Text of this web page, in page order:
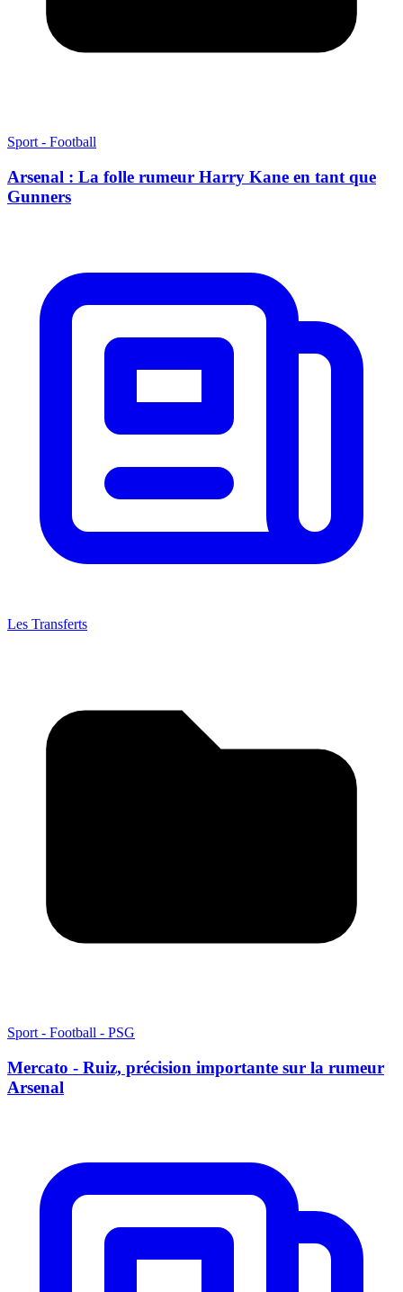
Sport - Football
Arsenal : La folle rumeur Harry Kane en tant que
Gunners
Les Transferts
Sport - Football - PSG
Mercato - Ruiz, précision importante sur la rumeur
Arsenal